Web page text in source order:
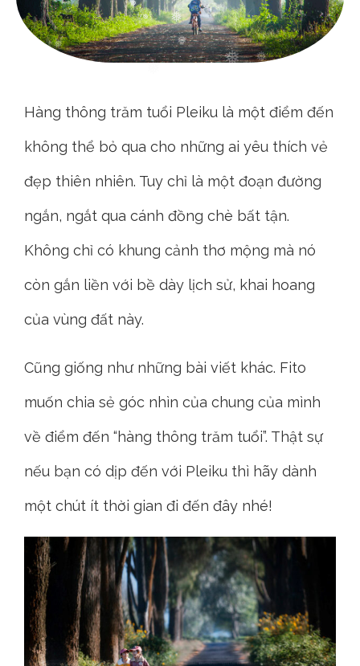
❅
❅
❅
Hàng thông trăm tuổi Pleiku là một điểm đến
không thể bỏ qua cho những ai yêu thích vẻ
đẹp thiên nhiên. Tuy chỉ là một đoạn đường
ngắn, ngắt qua cánh đồng chè bất tận.
Không chỉ có khung cảnh thơ mộng mà nó
còn gắn liền với bề dày lịch sử, khai hoang
của vùng đất này.
Cũng giống như những bài viết khác. Fito
muốn chia sẻ góc nhìn của chung của mình
về điểm đến “hàng thông trăm tuổi”. Thật sự
nếu bạn có dịp đến với Pleiku thì hãy dành
một chút ít thời gian đi đến đây nhé!